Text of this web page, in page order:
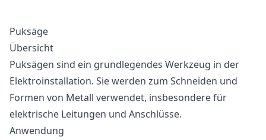
Puksäge
Übersicht
Puksägen sind ein grundlegendes Werkzeug in der
Elektroinstallation. Sie werden zum Schneiden und
Formen von Metall verwendet, insbesondere für
elektrische Leitungen und Anschlüsse.
Anwendung